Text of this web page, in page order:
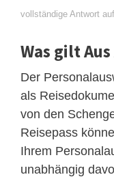
vollständige Antwort
Was gilt
Der
als
von den
Reisepass
Ihrem
unabhängig